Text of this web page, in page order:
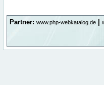
Partner: www.php-webkatalog.de